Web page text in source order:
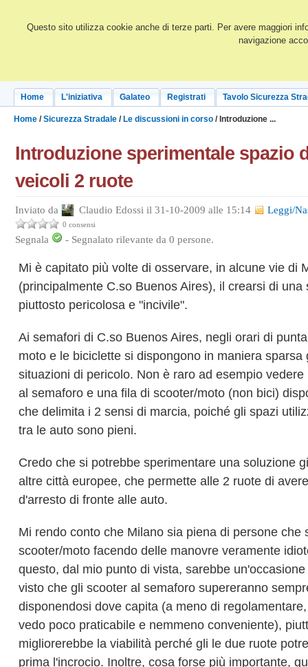
Questo sito utilizza cookie anche di terze parti. Per avere maggiori
navigazione
Home L'iniziativa Galateo Registrati Tavolo Sicurezza
Home /Sicurezza Stradale / Le discussioni in corso / Introduzione ...
Introduzione sperimentale spazio
veicoli 2 ruote
Inviato da Claudio Edossi il 31-10-2009 alle 15:14 Leggi/
0 consensi
Segnala - Segnalato rilevante da 0 persone.
Mi è capitato più volte di osservare, in alcune vie di
(principalmente C.so Buenos Aires), il crearsi di una
piuttosto pericolosa e "incivile".
Ai semafori di C.so Buenos Aires, negli orari di
moto e le biciclette si dispongono in maniera sparsa
situazioni di pericolo. Non è raro ad esempio
al semaforo e una fila di scooter/moto (non bici)
che delimita i 2 sensi di marcia, poiché gli spazi
tra le auto sono pieni.
Credo che si potrebbe sperimentare una soluzione
altre città europee, che permette alle 2 ruote di
d'arresto di fronte alle auto.
Mi rendo conto che Milano sia piena di persone che
scooter/moto facendo delle manovre veramente
questo, dal mio punto di vista, sarebbe
visto che gli scooter al semaforo supereranno
disponendosi dove capita (a meno di
vedo poco praticabile e nemmeno conveniente),
migliorerebbe la viabilità perché gli le due ruote
prima l'incrocio. Inoltre, cosa forse più importante,